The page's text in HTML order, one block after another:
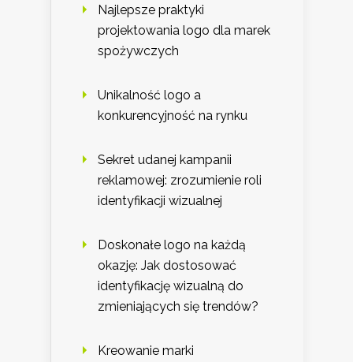
Najlepsze praktyki
projektowania logo dla marek
spożywczych
Unikalność logo a
konkurencyjność na rynku
Sekret udanej kampanii
reklamowej: zrozumienie roli
identyfikacji wizualnej
Doskonałe logo na każdą
okazję: Jak dostosować
identyfikację wizualną do
zmieniających się trendów?
Kreowanie marki